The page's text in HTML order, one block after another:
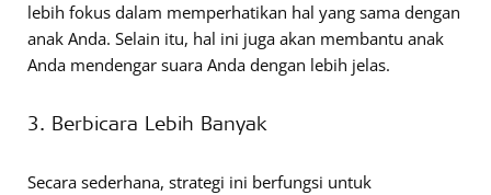
lebih fokus dalam memperhatikan hal yang sama dengan
anak Anda. Selain itu, hal ini juga akan membantu anak
Anda mendengar suara Anda dengan lebih jelas.
3. Berbicara Lebih Banyak
Secara sederhana, strategi ini berfungsi untuk